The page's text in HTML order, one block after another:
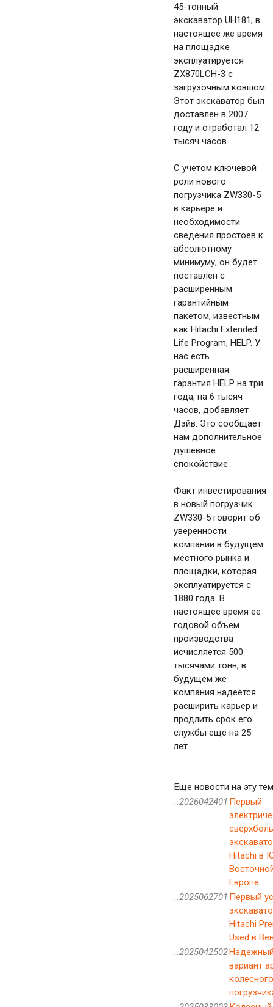
45-тонный
экскаватор UH181, в
настоящее же время
на площадке
эксплуатируется
ZX870LCH-3 с
загрузочным ковшом.
Этот экскаватор был
доставлен в 2007
году и отработал 12
тысяч часов.
С учетом ключевой
роли нового
погрузчика ZW330-5
в карьере и
необходимости
сведения простоев к
абсолютному
минимуму, он будет
поставлен с
расширенным
гарантийным
пакетом, известным
как Hitachi Extended
Life Program, HELP. У
нас есть
расширенная
гарантия HELP на три
года, на 6 тысяч
часов, добавляет
Дэйв. Это сообщает
нам дополнительное
душевное
спокойствие.
Факт инвестирования
в новый погрузчик
ZW330-5 говорит об
уверенности
компании в будущем
местного рынка и
площадки, которая
эксплуатируется с
1880 года. В
настоящее время ее
годовой объем
производства
исчисляется 500
тысячами тонн, в
будущем же
компания надеется
расширить карьер и
продлить срок его
службы еще на 25
лет.
Еще новости на эту
..2026042401 Первый
Hitachi в
Европе
..2025062701 Первый
Hitachi
Used в
..2025042502
вариант
колесного